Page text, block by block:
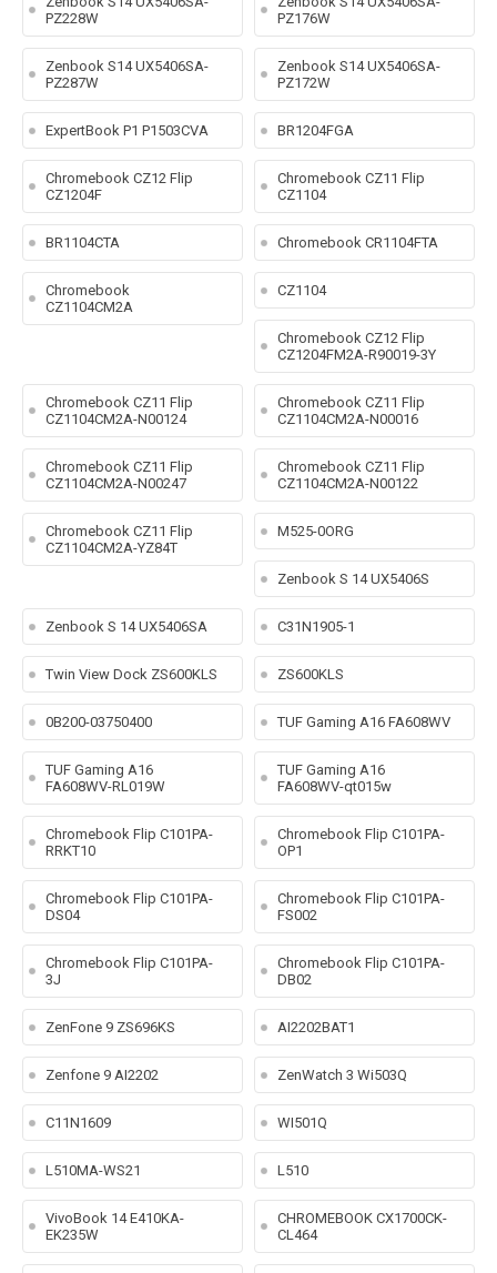
PZ228W
PZ176W
Zenbook S14 UX5406SA-
PZ287W
Zenbook S14 UX5406SA-
PZ172W
ExpertBook P1 P1503CVA BR1204FGA
Chromebook CZ12 Flip
CZ1204F
Chromebook CZ11 Flip
CZ1104
BR1104CTA Chromebook CR1104FTA
Chromebook
CZ1104CM2A
CZ1104
Chromebook CZ12 Flip
CZ1204FM2A-R90019-3Y
Chromebook CZ11 Flip
CZ1104CM2A-N00124
Chromebook CZ11 Flip
CZ1104CM2A-N00016
Chromebook CZ11 Flip
CZ1104CM2A-N00247
Chromebook CZ11 Flip
CZ1104CM2A-N00122
Chromebook CZ11 Flip
CZ1104CM2A-YZ84T
M525-0ORG
Zenbook S 14 UX5406S
Zenbook S 14 UX5406SA C31N1905-1
Twin View Dock ZS600KLS ZS600KLS
0B200-03750400 TUF Gaming A16 FA608WV
TUF Gaming A16
FA608WV-RL019W
TUF Gaming A16
FA608WV-qt015w
Chromebook Flip C101PA-
RRKT10
Chromebook Flip C101PA-
OP1
Chromebook Flip C101PA-
DS04
Chromebook Flip C101PA-
FS002
Chromebook Flip C101PA-
3J
Chromebook Flip C101PA-
DB02
ZenFone 9 ZS696KS AI2202BAT1
Zenfone 9 AI2202 ZenWatch 3 Wi503Q
C11N1609 WI501Q
L510MA-WS21 L510
VivoBook 14 E410KA-
EK235W
CHROMEBOOK CX1700CK-
CL464